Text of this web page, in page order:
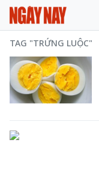
TAG "TRỨNG LUỘC"